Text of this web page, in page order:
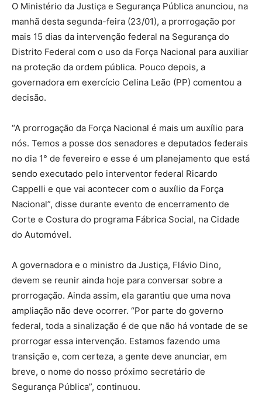
O Ministério da Justiça e Segurança Pública anunciou, na
manhã desta segunda-feira (23/01), a prorrogação por
mais 15 dias da intervenção federal na Segurança do
Distrito Federal com o uso da Força Nacional para auxiliar
na proteção da ordem pública. Pouco depois, a
governadora em exercício Celina Leão (PP) comentou a
decisão.
“A prorrogação da Força Nacional é mais um auxílio para
nós. Temos a posse dos senadores e deputados federais
no dia 1° de fevereiro e esse é um planejamento que está
sendo executado pelo interventor federal Ricardo
Cappelli e que vai acontecer com o auxílio da Força
Nacional”, disse durante evento de encerramento de
Corte e Costura do programa Fábrica Social, na Cidade
do Automóvel.
A governadora e o ministro da Justiça, Flávio Dino,
devem se reunir ainda hoje para conversar sobre a
prorrogação. Ainda assim, ela garantiu que uma nova
ampliação não deve ocorrer. “Por parte do governo
federal, toda a sinalização é de que não há vontade de se
prorrogar essa intervenção. Estamos fazendo uma
transição e, com certeza, a gente deve anunciar, em
breve, o nome do nosso próximo secretário de
Segurança Pública”, continuou.